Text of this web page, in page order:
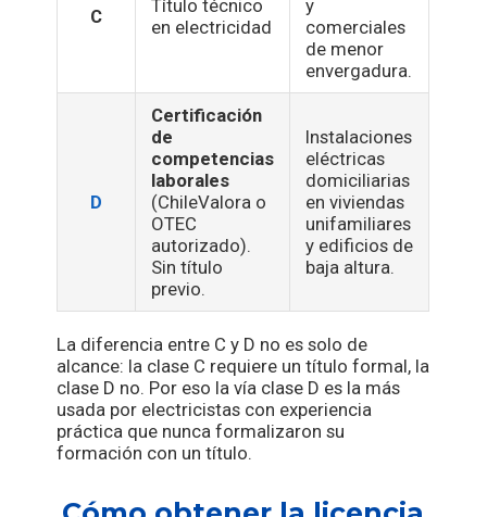
C
Título técnico
en electricidad
y
comerciales
de menor
envergadura.
D
Certificación
de
competencias
laborales
(ChileValora o
OTEC
autorizado).
Sin título
previo.
Instalaciones
eléctricas
domiciliarias
en viviendas
unifamiliares
y edificios de
baja altura.
La diferencia entre C y D no es solo de
alcance: la clase C requiere un título formal, la
clase D no. Por eso la vía clase D es la más
usada por electricistas con experiencia
práctica que nunca formalizaron su
formación con un título.